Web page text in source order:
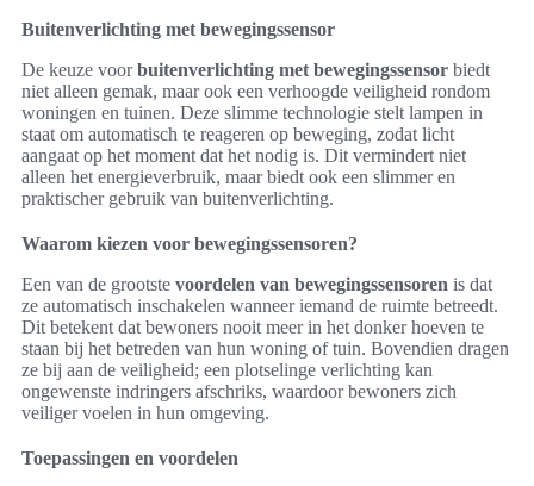
Buitenverlichting met bewegingssensor
De keuze voorbuitenverlichting met bewegingssensor biedt
niet alleen gemak, maar ook een verhoogde veiligheid rondom
woningen en tuinen. Deze slimme technologie stelt lampen in
staat om automatisch te reageren op beweging, zodat licht
aangaat op het moment dat het nodig is. Dit vermindert niet
alleen het energieverbruik, maar biedt ook een slimmer en
praktischer gebruik van buitenverlichting.
Waarom kiezen voor bewegingssensoren?
Een van de grootste voordelen van bewegingssensoren is dat
ze automatisch inschakelen wanneer iemand de ruimte betreedt.
Dit betekent dat bewoners nooit meer in het donker hoeven te
staan bij het betreden van hun woning of tuin. Bovendien dragen
ze bij aan de veiligheid; een plotselinge verlichting kan
ongewenste indringers afschriks, waardoor bewoners zich
veiliger voelen in hun omgeving.
Toepassingen en voordelen